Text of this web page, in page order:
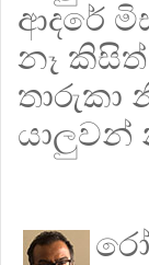
ආදරේ
නෑ
තාරුකා
යාලුවන්